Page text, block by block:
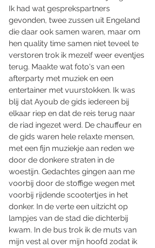
Ik had wat gesprekspartners
gevonden, twee zussen uit Engeland
die daar ook samen waren, maar om
hen quality time samen niet teveel te
verstoren trok ik mezelf weer eventjes
terug. Maakte wat foto's van een
afterparty met muziek en een
entertainer met vuurstokken. Ik was
blij dat Ayoub de gids iedereen bij
elkaar riep en dat de reis terug naar
de riad ingezet werd. De chauffeur en
de gids waren hele relaxte mensen,
met een fijn muziekje aan reden we
door de donkere straten in de
woestijn. Gedachtes gingen aan me
voorbij door de stoffige wegen met
voorbij rijdende scootertjes in het
donker. In de verte een uitzicht op
lampjes van de stad die dichterbij
kwam. In de bus trok ik de muts van
mijn vest al over mijn hoofd zodat ik